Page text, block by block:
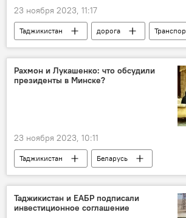
23 ноября 2023, 11:17
Таджикистан дорога
Новости Душанбе
Общество
Происшествия, ЧП, криминал
Рахмон и Лукашенко: что обсудили
президенты в Минске?
23 ноября 2023, 10:11
Таджикистан
Беларусь
Эмомали Рахмон
Александр Лукашенко
Экономика
торговля
Таджикистан и ЕАБР подписали
инвестиционное соглашение